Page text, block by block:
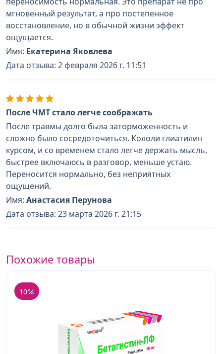
мгновенный результат, а про постепенное
восстановление, но в обычной жизни эффект
ощущается.
Имя: Екатерина Яковлева
Дата отзыва: 2 февраля 2026 г. 11:51
После ЧМТ стало легче соображать
После травмы долго была заторможенность и
сложно было сосредоточиться. Кололи глиатилин
курсом, и со временем стало легче держать мысль,
быстрее включаюсь в разговор, меньше устаю.
Переносится нормально, без неприятных
ощущений.
Имя: Анастасия Перунова
Дата отзыва: 23 марта 2026 г. 21:15
Похожие товары
10